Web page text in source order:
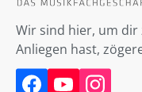
Wir sind hier, um dir
Anliegen hast,